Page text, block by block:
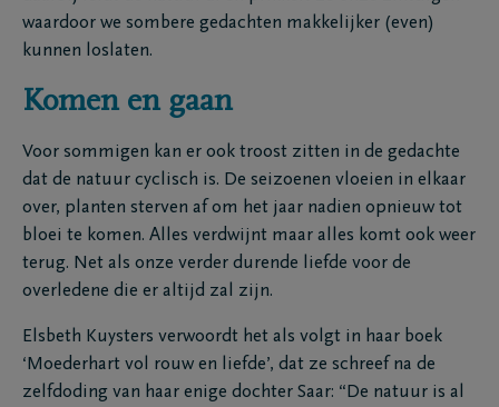
waardoor we sombere gedachten makkelijker (even)
kunnen loslaten.
Komen en gaan
Voor sommigen kan er ook troost zitten in de gedachte
dat de natuur cyclisch is. De seizoenen vloeien in elkaar
over, planten sterven af om het jaar nadien opnieuw tot
bloei te komen. Alles verdwijnt maar alles komt ook weer
terug. Net als onze verder durende liefde voor de
overledene die er altijd zal zijn.
Elsbeth Kuysters verwoordt het als volgt in haar boek
‘Moederhart vol rouw en liefde’, dat ze schreef na de
zelfdoding van haar enige dochter Saar: “De natuur is al